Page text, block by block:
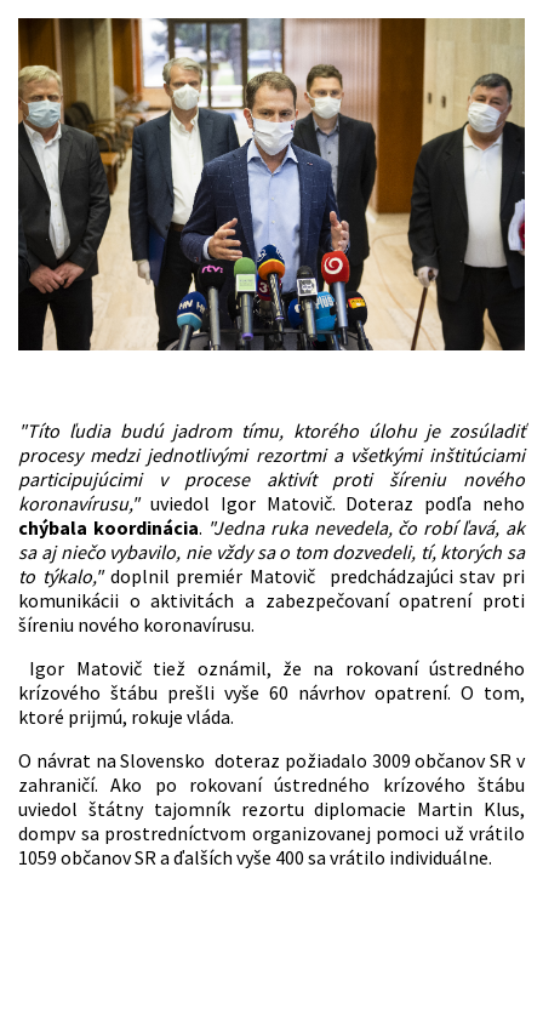
"Títo ľudia budú jadrom tímu, ktorého úlohu je zosúladiť
procesy medzi jednotlivými rezortmi a všetkými inštitúciami
participujúcimi v procese aktivít proti šíreniu nového
koronavírusu," uviedol Igor Matovič. Doteraz podľa neho
chýbala koordinácia. "Jedna ruka nevedela, čo robí ľavá, ak
sa aj niečo vybavilo, nie vždy sa o tom dozvedeli, tí, ktorých sa
to týkalo,"doplnil premiér Matovič predchádzajúci stav pri
komunikácii o aktivitách a zabezpečovaní opatrení proti
šíreniu nového koronavírusu.
Igor Matovič tiež oznámil, že na rokovaní ústredného
krízového štábu prešli vyše 60 návrhov opatrení. O tom,
ktoré prijmú, rokuje vláda.
O návrat na Slovensko doteraz požiadalo 3009 občanov SR v
zahraničí. Ako po rokovaní ústredného krízového štábu
uviedol štátny tajomník rezortu diplomacie Martin Klus,
dompv sa prostredníctvom organizovanej pomoci už vrátilo
1059 občanov SR a ďalších vyše 400 sa vrátilo individuálne.